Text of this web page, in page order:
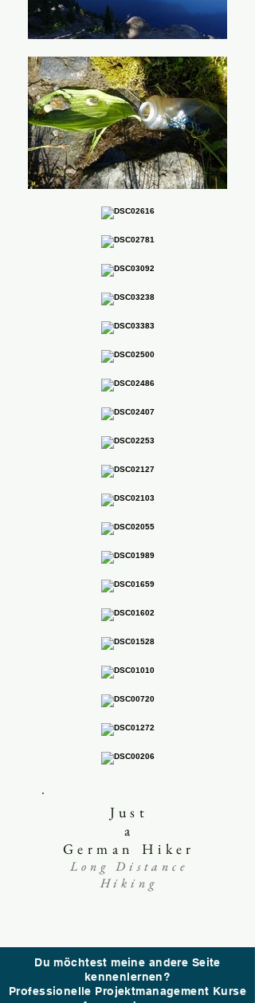
Just
a
German Hiker
Long Distance
Hiking
Du möchtest meine andere Seite
kennenlernen?
Professionelle Projektmanagement Kurse